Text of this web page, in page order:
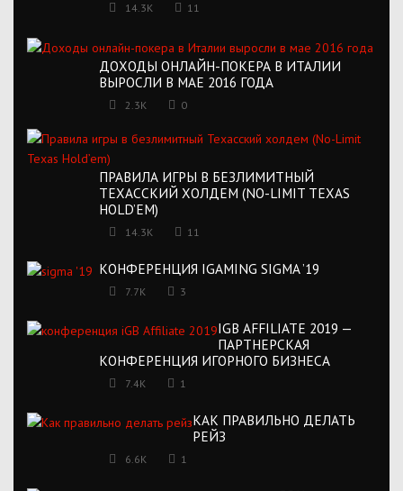
14.3K 11
ДОХОДЫ ОНЛАЙН-ПОКЕРА В ИТАЛИИ
ВЫРОСЛИ В МАЕ 2016 ГОДА
2.3K 0
ПРАВИЛА ИГРЫ В БЕЗЛИМИТНЫЙ
ТЕХАССКИЙ ХОЛДЕМ (NO-LIMIT TEXAS
HOLD’EM)
14.3K 11
КОНФЕРЕНЦИЯ IGAMING SIGMA ’19
7.7K 3
IGB AFFILIATE 2019 —
ПАРТНЕРСКАЯ
КОНФЕРЕНЦИЯ ИГОРНОГО БИЗНЕСА
7.4K 1
КАК ПРАВИЛЬНО ДЕЛАТЬ
РЕЙЗ
6.6K 1